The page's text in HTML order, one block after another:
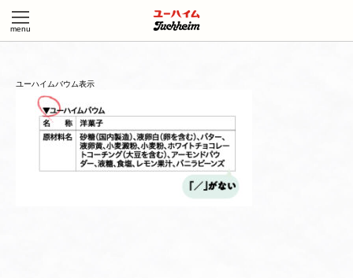
ユーハイムバウム表示